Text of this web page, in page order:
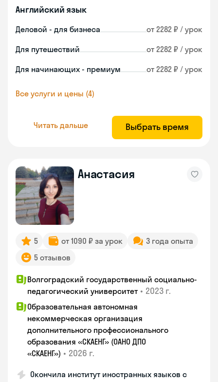
Английский язык
Деловой - для бизнеса от 2282 ₽ / урок
Для путешествий от 2282 ₽ / урок
Для начинающих - премиум от 2282 ₽ / урок
Все услуги и цены (4)
Читать дальше Выбрать время
Анастасия
5 от 1090 ₽ за урок
3 года опыта
5 отзывов
Волгоградский государственный социально-
педагогический университет • 2023 г.
Образовательная автономная
некоммерческая организация
дополнительного профессионального
образования «СКАЕНГ» (ОАНО ДПО
«СКАЕНГ») • 2026 г.
Окончила институт иностранных языков с